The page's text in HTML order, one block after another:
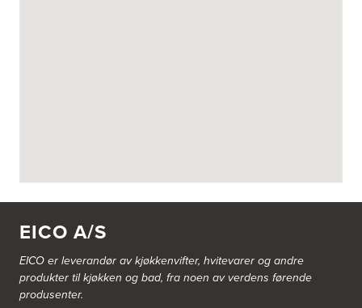
EICO A/S
EICO er leverandør av kjøkkenvifter, hvitevarer og andre
produkter til kjøkken og bad, fra noen av verdens førende
produsenter.